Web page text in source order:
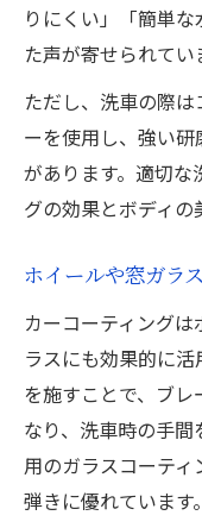
りにくい」「簡単
た声が寄せられてい
ただし、洗車の際
ーを使用し、強い
があります。適切な
グの効果とボディの
ホイールや窓ガラ
カーコーティング
ラスにも効果的に
を施すことで、ブ
なり、洗車時の手
用のガラスコーテ
弾きに優れています。